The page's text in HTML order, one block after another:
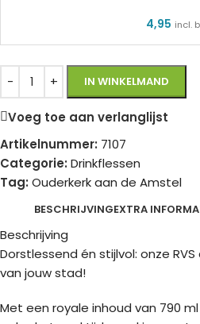
4,95 incl.
IN WINKELMAND
Voeg toe aan verlanglijst
Artikelnummer: 7107
Categorie: Drinkflessen
Tag: Ouderkerk aan de Amstel
BESCHRIJVINGEXTRA
Beschrijving
Dorstlessend én stijlvol: onze
van jouw stad!
Met een royale inhoud van 790